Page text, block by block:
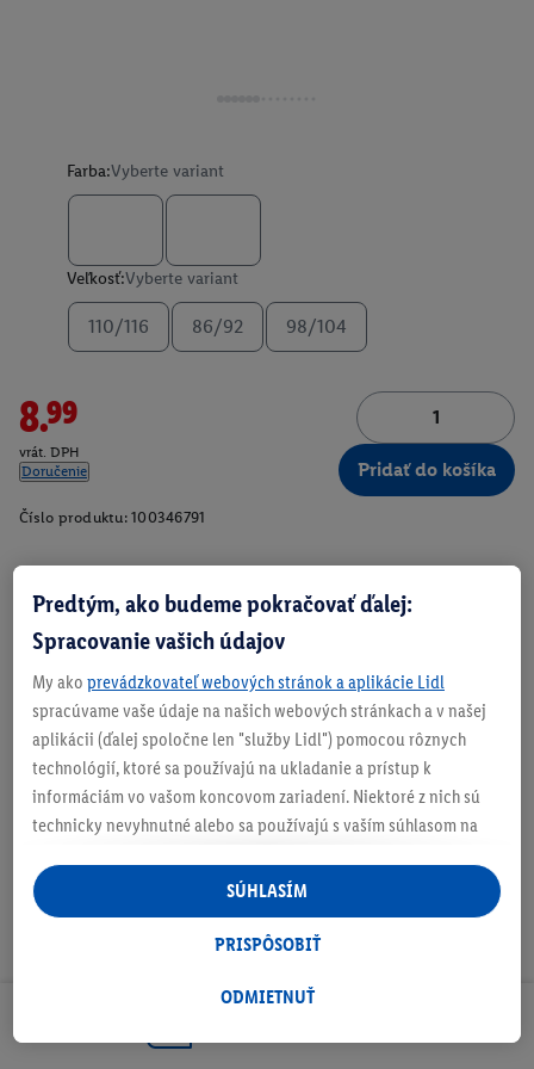
Farba:Vyberte variant
Veľkosť:Vyberte variant
110/116 86/92 98/104
8.99
vrát. DPH
Doručenie
Pridať do košíka
Číslo produktu: 100346791
Zistite svoju veľkosť
O produkte
Predtým, ako budeme pokračovať ďalej:
Spracovanie vašich údajov
My ako prevádzkovateľ webových stránok a aplikácie Lidl
spracúvame vaše údaje na našich webových stránkach a v našej
aplikácii (ďalej spoločne len "služby Lidl") pomocou rôznych
technológií, ktoré sa používajú na ukladanie a prístup k
informáciám vo vašom koncovom zariadení. Niektoré z nich sú
technicky nevyhnutné alebo sa používajú s vaším súhlasom na
personalizovanú reklamu v rámci služieb Lidl aj mimo nich. Ak
ste účastníkom programu Lidl Plus, na tieto účely sa spracúvajú
aj údaje z vášho nákupného správania v obchode.
následne si vytvoríte účet Lidl Plus alebo sa prihlásite do svojho
tiež vytvoriť špeciálny online identifikátor z e-mailovej adresy,
ODMIETNUŤ
PRISPÔSOBIŤ
SÚHLASÍM